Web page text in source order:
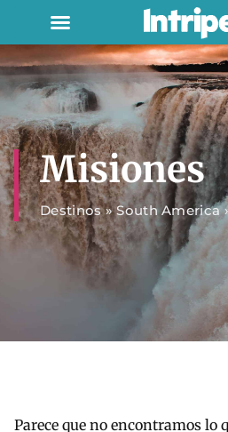
Misiones
Destinos»South America
Parece que no encontramos lo